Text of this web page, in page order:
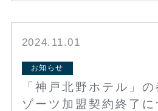
2024.11.01
お知らせ
「神戸北野ホテル」
ゾーツ加盟契約終了